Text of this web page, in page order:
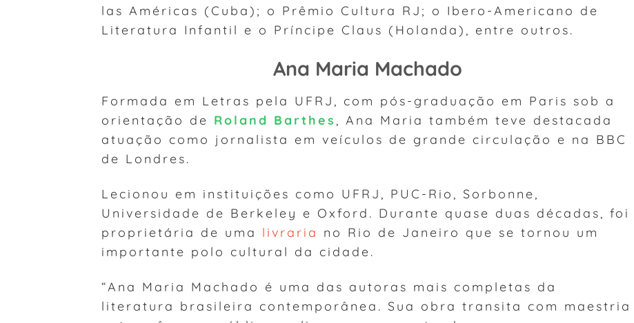
las Américas (Cuba); o Prêmio Cultura RJ; o Ibero-Americano de
Literatura Infantil e o Príncipe Claus (Holanda), entre outros.
Ana Maria Machado
Formada em Letras pela UFRJ, com pós-graduação em Paris sob a
orientação de Roland Barthes
, Ana Maria também teve destacada
atuação como jornalista em veículos de grande circulação e na BBC
de Londres.
Lecionou em instituições como UFRJ, PUC-Rio, Sorbonne,
Universidade de Berkeley e Oxford. Durante quase duas décadas, foi
proprietária de uma livraria no Rio de Janeiro que se tornou um
importante polo cultural da cidade.
“Ana Maria Machado é uma das autoras mais completas da
literatura brasileira contemporânea. Sua obra transita com maestria